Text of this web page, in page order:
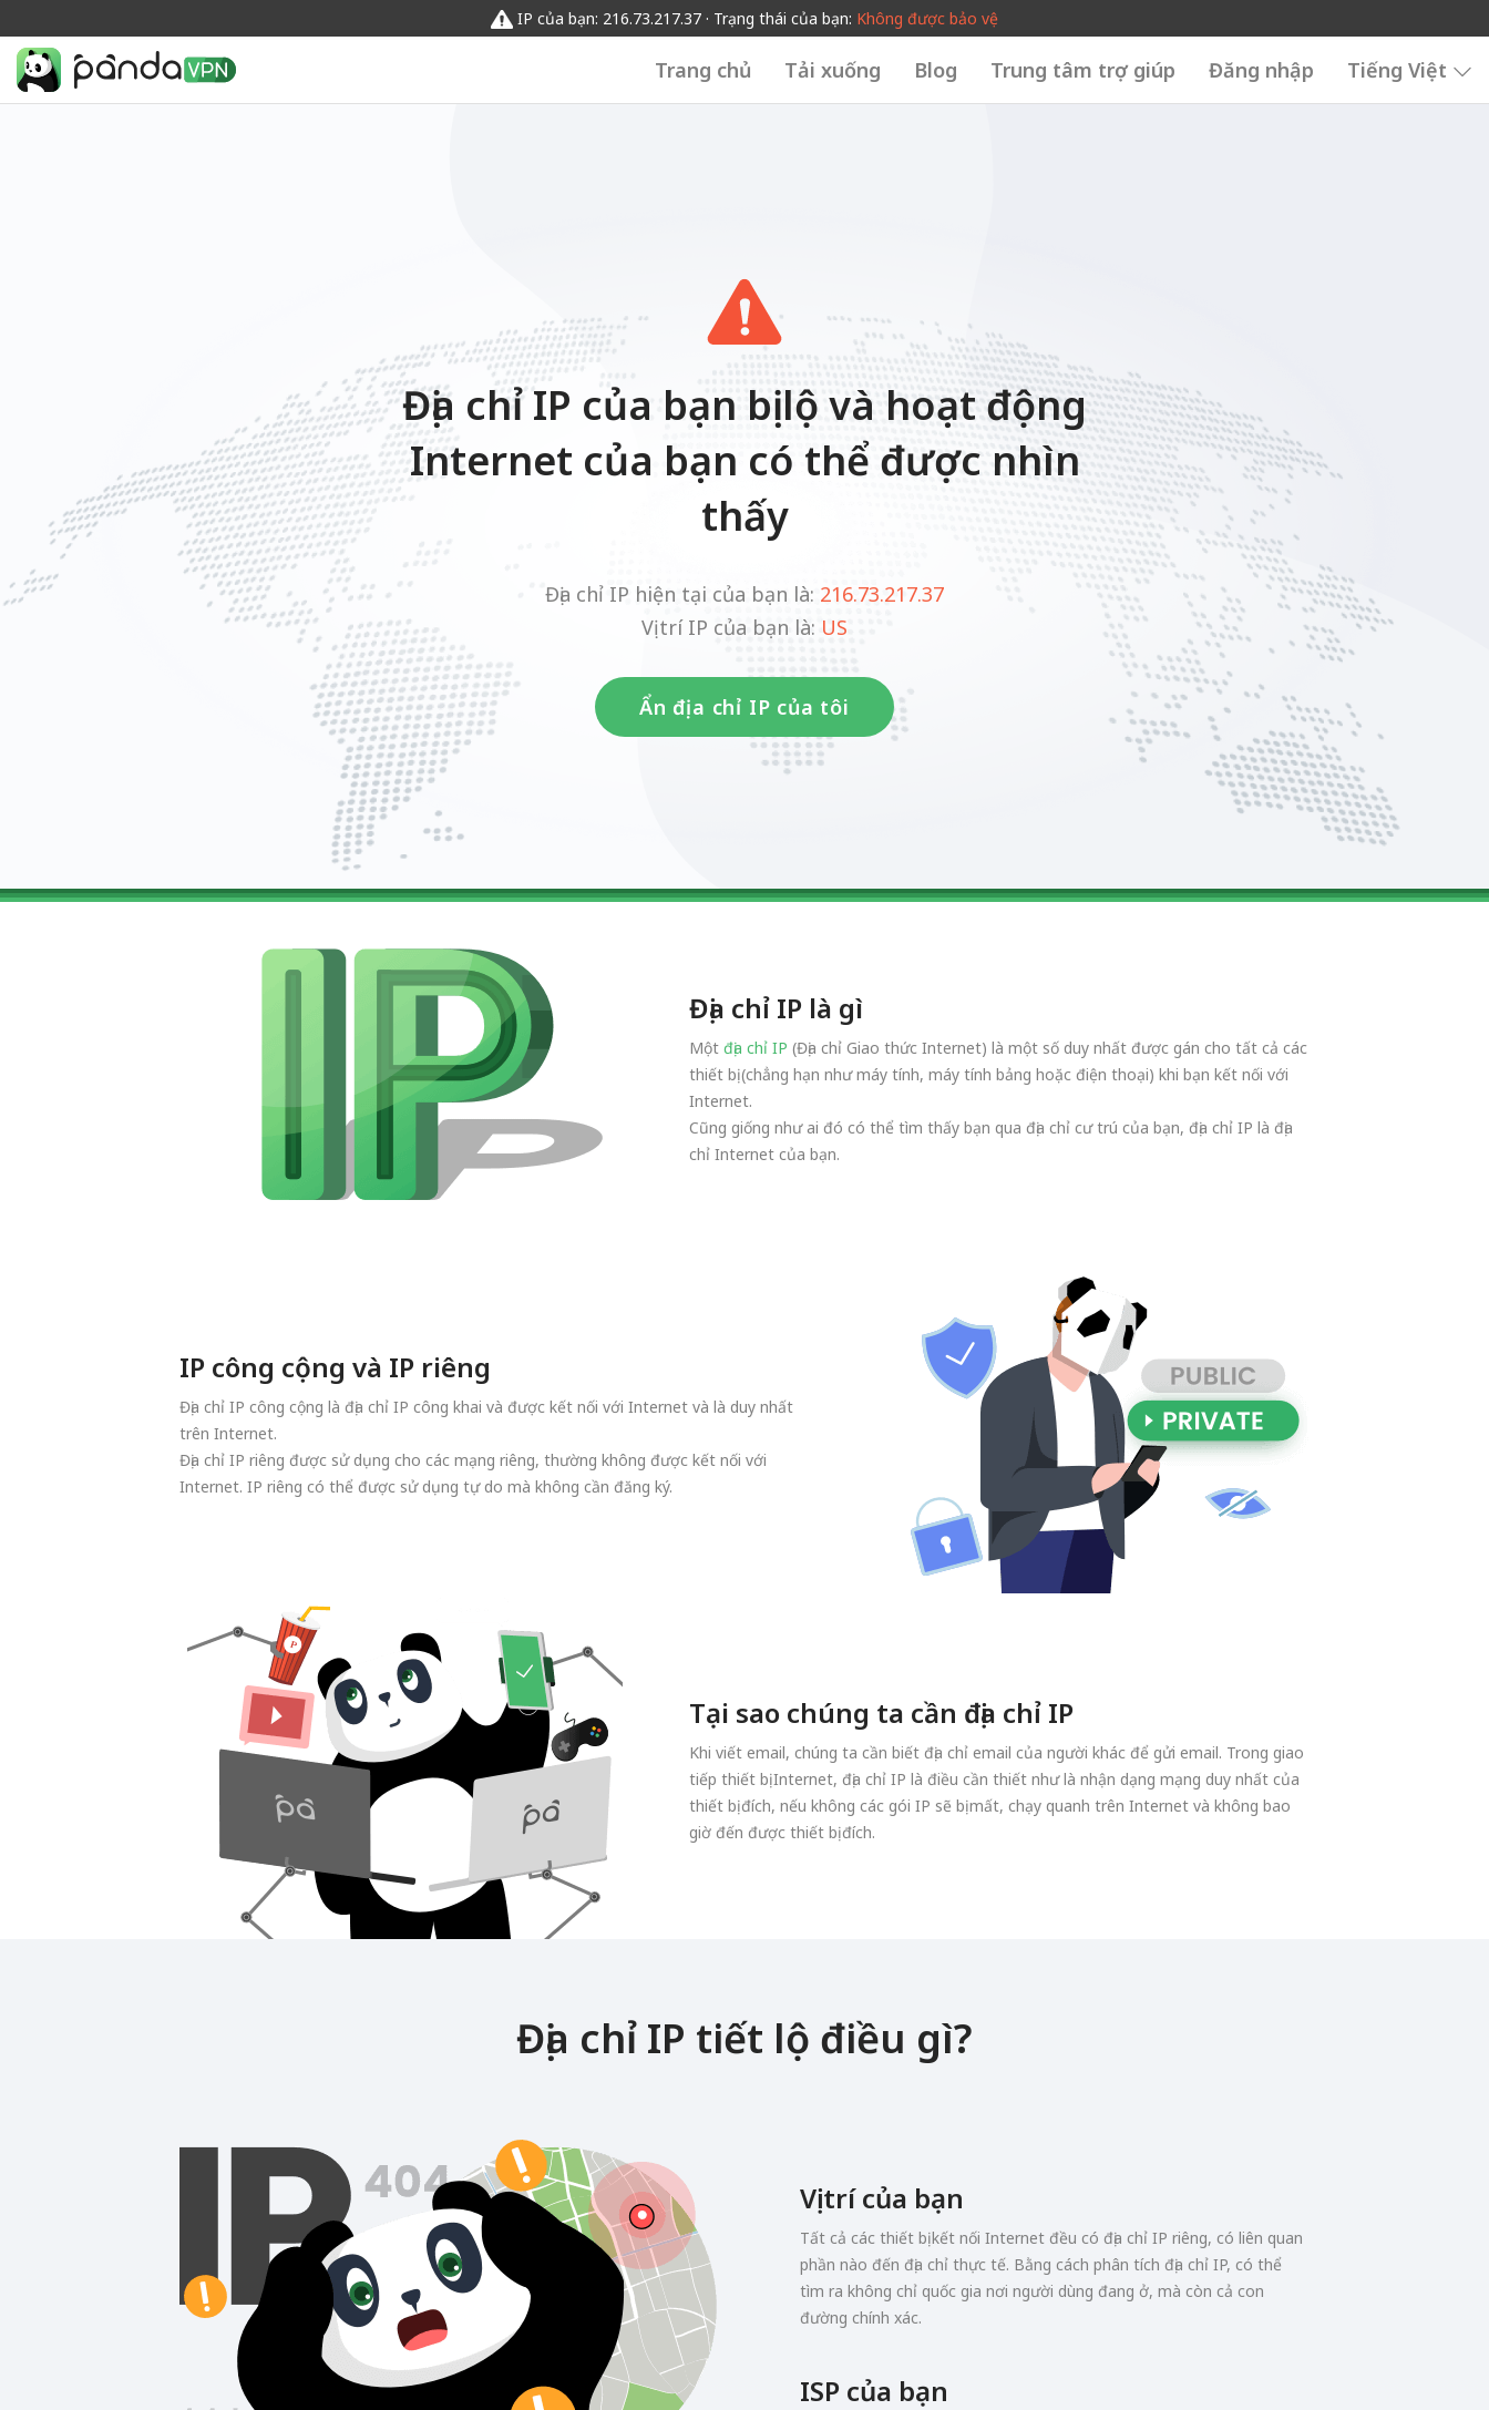
IP của bạn: 216.73.217.37 · Trạng thái của bạn: Không được bảo vệ
Trang chủ Tải xuống Blog Trung tâm trợ giúp Đăng nhập Tiếng Việt
Địa chỉ IP của bạn bị lộ và hoạt động
Internet của bạn có thể được nhìn
thấy
Địa chỉ IP hiện tại của bạn là: 216.73.217.37
Vị trí IP của bạn là: US
Ẩn địa chỉ IP của tôi
Địa chỉ IP là gì
Một địa chỉ IP (Địa chỉ Giao thức Internet) là một số duy nhất được gán cho tất cả các
thiết bị (chẳng hạn như máy tính, máy tính bảng hoặc điện thoại) khi bạn kết nối với
Internet.
Cũng giống như ai đó có thể tìm thấy bạn qua địa chỉ cư trú của bạn, địa chỉ IP là địa
chỉ Internet của bạn.
IP công cộng và IP riêng
Địa chỉ IP công cộng là địa chỉ IP công khai và được kết nối với Internet và là duy nhất
trên Internet.
Địa chỉ IP riêng được sử dụng cho các mạng riêng, thường không được kết nối với
Internet. IP riêng có thể được sử dụng tự do mà không cần đăng ký.
Tại sao chúng ta cần địa chỉ IP
Khi viết email, chúng ta cần biết địa chỉ email của người khác để gửi email. Trong giao
tiếp thiết bị Internet, địa chỉ IP là điều cần thiết như là nhận dạng mạng duy nhất của
thiết bị đích, nếu không các gói IP sẽ bị mất, chạy quanh trên Internet và không bao
giờ đến được thiết bị đích.
Địa chỉ IP tiết lộ điều gì?
Vị trí của bạn
Tất cả các thiết bị kết nối Internet đều có địa chỉ IP riêng, có liên quan
phần nào đến địa chỉ thực tế. Bằng cách phân tích địa chỉ IP, có thể
tìm ra không chỉ quốc gia nơi người dùng đang ở, mà còn cả con
đường chính xác.
ISP của bạn